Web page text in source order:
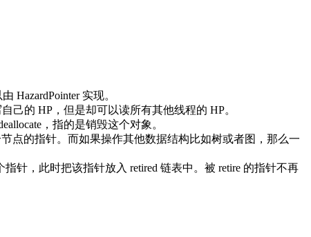
HazardPointer 实现。
己的 HP，但是却可以读所有其他线程的 HP。
，指的是销毁这个对象。
点的指针。而如果操作其他数据结构比如树或者图，那么一
针，此时把该指针放入 retired 链表中。被 retire 的指针不再